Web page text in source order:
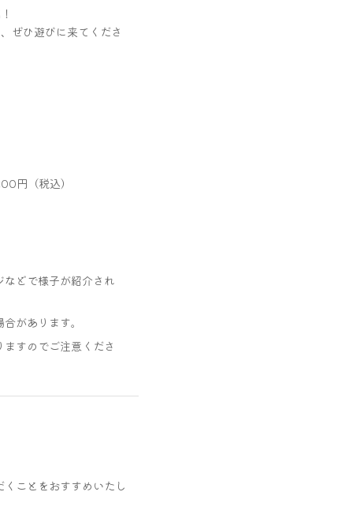
ぜひ遊びに来てくださ
（税込）
どで様子が紹介され
があります。
すのでご注意くださ
ことをおすすめいたし